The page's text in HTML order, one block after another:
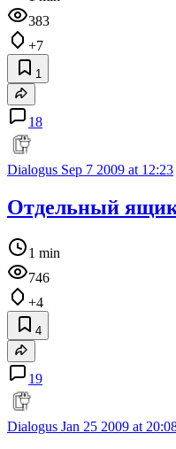
383
+7
1
18
Dialogus Sep 7 2009 at 12:23
Отдельный
1 min
746
+4
4
19
Dialogus Jan 25 2009 at